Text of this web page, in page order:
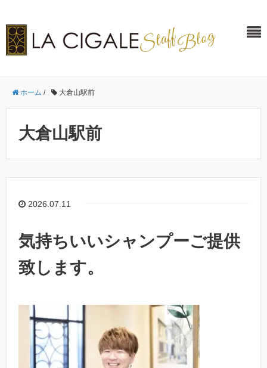
ホーム / 大倉山駅前
大倉山駅前
2026.07.11
気持ちいいシャンプーご提供
致します。